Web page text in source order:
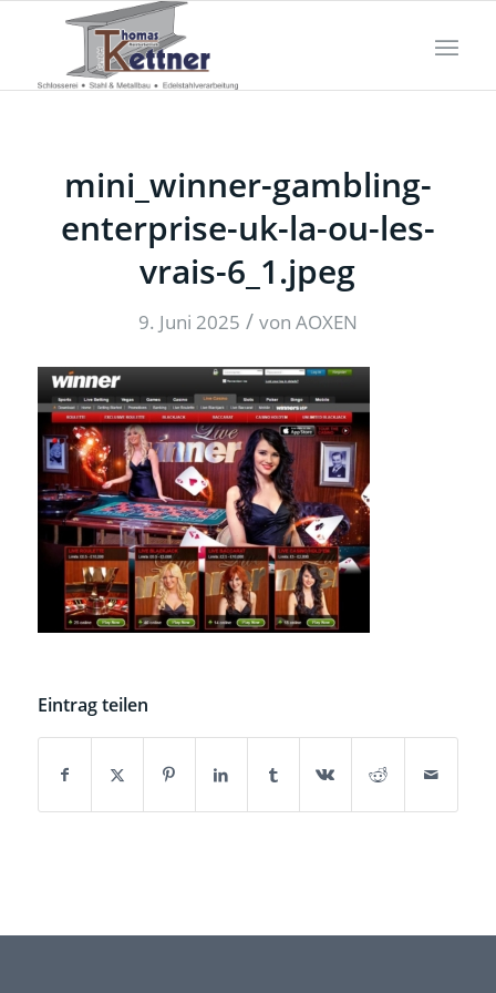
mini_winner-gambling-
enterprise-uk-la-ou-les-
vrais-6_1.jpeg
9. Juni 2025 / von AOXEN
Eintrag teilen